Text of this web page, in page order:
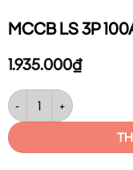
MCCB LS 3P
1.935.000₫
MCCB LS 3P 100A 30kA